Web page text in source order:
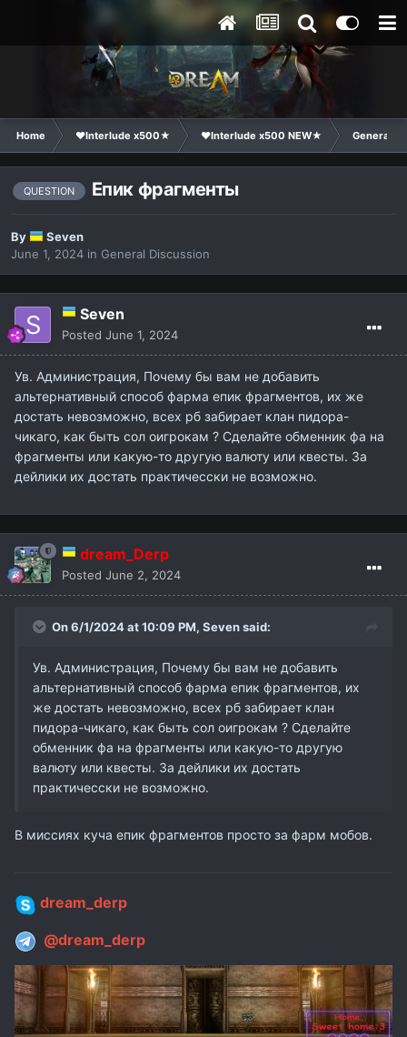
Home ❤Interlude x500★ ❤Interlude x500 NEW★ General
QUESTION Епик фрагменты
By
Seven
June 1, 2024 in General Discussion
Seven
Posted June 1, 2024
Ув. Администрация, Почему бы вам не добавить
альтернативный способ фарма епик фрагментов, их же
достать невозможно, всех рб забирает клан пидора-
чикаго, как быть сол оигрокам ? Сделайте обменник фа на
фрагменты или какую-то другую валюту или квесты. За
дейлики их достать практичесски не возможно.
dream_Derp
Posted June 2, 2024
On 6/1/2024 at 10:09 PM, Sevensaid:
Ув. Администрация, Почему бы вам не добавить
альтернативный способ фарма епик фрагментов, их
же достать невозможно, всех рб забирает клан
пидора-чикаго, как быть сол оигрокам ? Сделайте
обменник фа на фрагменты или какую-то другую
валюту или квесты. За дейлики их достать
практичесски не возможно.
В миссиях куча епик фрагментов просто за фарм мобов.
dream_derp
@dream_derp